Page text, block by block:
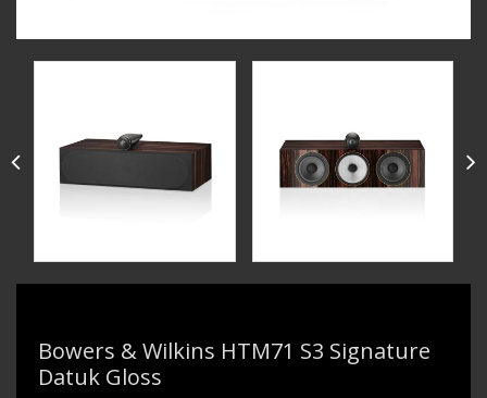
Bowers & Wilkins HTM71 S3 Signature
Datuk Gloss